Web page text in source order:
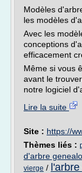
Modèles
les modèles
Avec les
conceptions
efficacement
Même si vous
avant le
notre logiciel
Lire la suite
Site : https://
Thèmes liés :
d'arbre
vierge /